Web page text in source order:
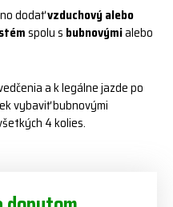
dodaťvzduchový alebo
spolu s bubnovýmialebo
a k legálne jazde po
vybaviť bubnovými
4 kolies.